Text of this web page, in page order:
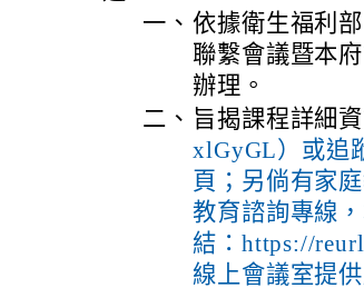
一、 依據衛生福利
聯繫會議暨本
辦理。
二、 旨揭課程詳細
xlGyGL）或追
頁；另倘有家
教育諮詢專線
結：https://
線上會議室提供